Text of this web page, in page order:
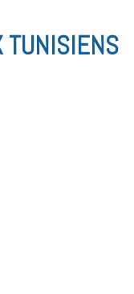
TUNISIENS